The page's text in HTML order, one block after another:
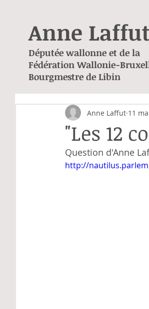
Anne Laffut
Députée wallonne et de la
Fédération Wallonie-
Bourgmestre de Libin
"Les 12
Anne Laffut 11
Question d'Anne
http://